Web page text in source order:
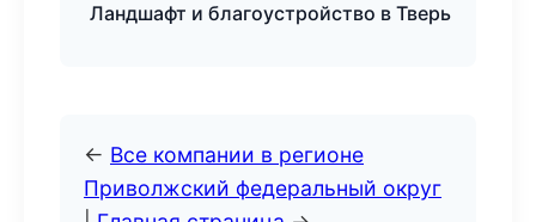
Ландшафт и благоустройство в Тверь
← Все компании в регионе
Приволжский федеральный округ